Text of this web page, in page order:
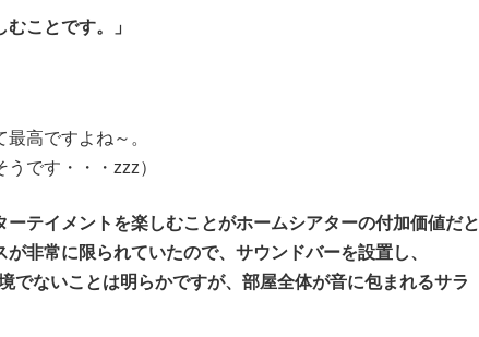
ことです。」
高ですよね～。
です・・・zzz）
テイメントを楽しむことがホームシアターの付加価値だと
非常に限られていたので、サウンドバーを設置し、
でないことは明らかですが、部屋全体が音に包まれるサラ